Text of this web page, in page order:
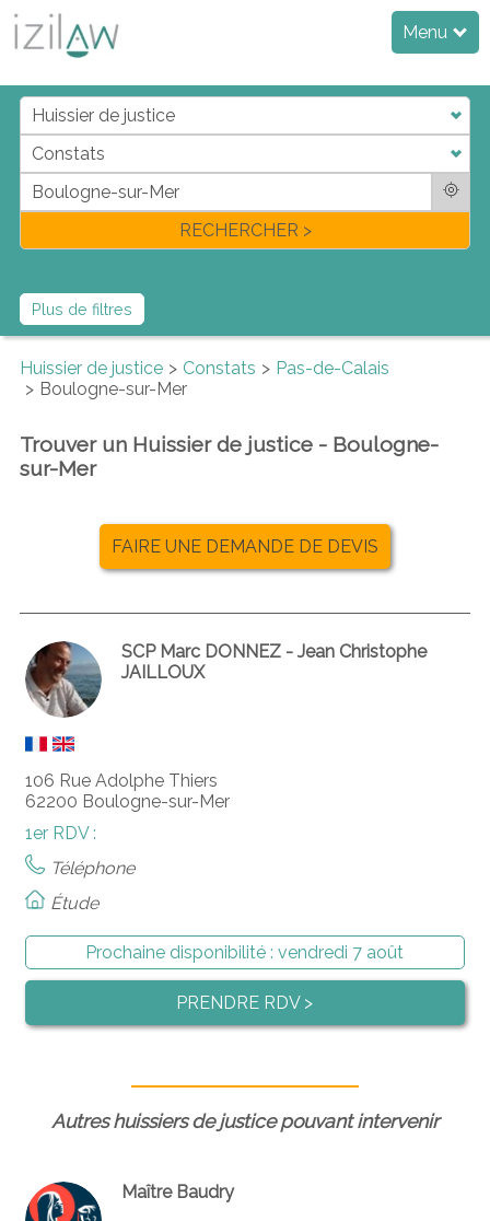
Menu
jdadi
fl
RECHERCHER >
Plus de filtres
Huissier de justice Constats
Pas-de-Calais
Boulogne-sur-Mer
Trouver un Huissier de justice - Boulogne-
sur-Mer
FAIRE UNE DEMANDE DE DEVIS
SCP Marc DONNEZ - Jean Christophe
JAILLOUX
106 Rue Adolphe Thiers
62200 Boulogne-sur-Mer
1er RDV :
Téléphone
Étude
Prochaine disponibilité :vendredi 7 août
PRENDRE RDV >
Autres huissiers de justice pouvant intervenir
Maître Baudry